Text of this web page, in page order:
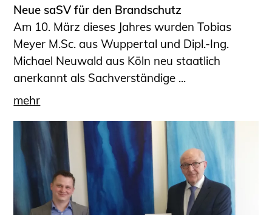
Neue saSV für den Brandschutz
Am 10. März dieses Jahres wurden Tobias
Meyer M.Sc. aus Wuppertal und Dipl.-Ing.
Michael Neuwald aus Köln neu staatlich
anerkannt als Sachverständige ...
mehr